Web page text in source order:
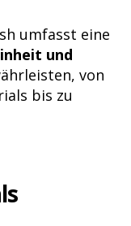
umfasst eine
und
von
bis zu